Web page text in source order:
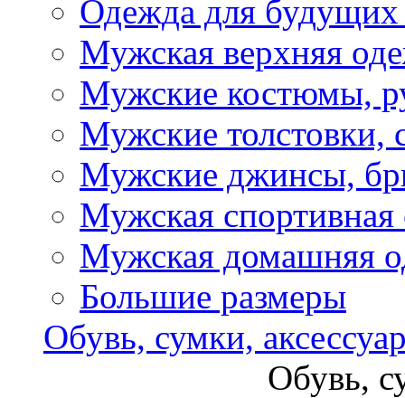
Одежда для
Мужская верхняя
Мужские костюмы,
Мужские толстовки,
Мужские джинсы,
Мужская спортивная
Мужская домашняя
Большие размеры
Обувь, сумки,
Обувь,